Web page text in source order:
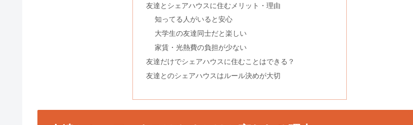
友達とシェアハウスに住むメリット・理由
知ってる人がいると安心
大学生の友達同士だと楽しい
家賃・光熱費の負担が少ない
友達だけでシェアハウスに住むことはできる？
友達とのシェアハウスはルール決めが大切